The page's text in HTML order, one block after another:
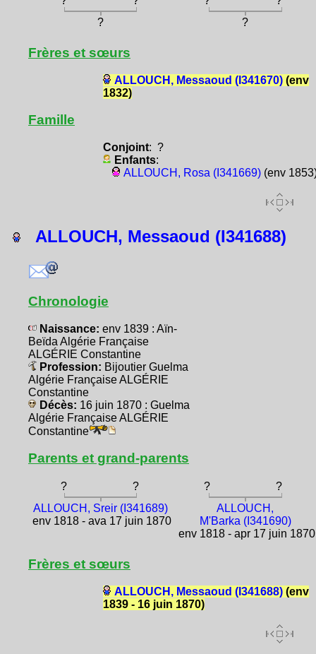
?
?
Frères et sœurs
ALLOUCH, Messaoud (I341670)(env
1832)
Famille
Conjoint: ?
Enfants:
ALLOUCH, Rosa (I341669)(env
ALLOUCH, Messaoud (I341688)
Chronologie
Naissance: env 1839 : Aïn-
Beïda Algérie Française
ALGÉRIE Constantine
Profession: Bijoutier Guelma
Algérie Française ALGÉRIE
Constantine
Décès: 16 juin 1870 : Guelma
Algérie Française ALGÉRIE
Constantine
Parents et grand-parents
? ? ?
?
ALLOUCH, Sreir (I341689)
env 1818 - ava 17 juin 1870
ALLOUCH,
M'Barka (I341690)
env 1818 - apr 17 juin 1870
Frères et sœurs
ALLOUCH, Messaoud (I341688)(env
1839 - 16 juin 1870)